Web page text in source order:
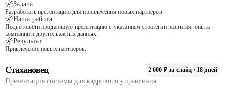
Задача
Разработать презентацию для привлечения новых партнеров.
Наша работа
Подготовили продающую презентацию с указанием стратегии развития, опыта
компании и других важных данных.
Результат
Привлечение новых партнеров.
Стахановец 2 600 ₽ за слайд / 18 дней
Презентация системы для кадрового управления